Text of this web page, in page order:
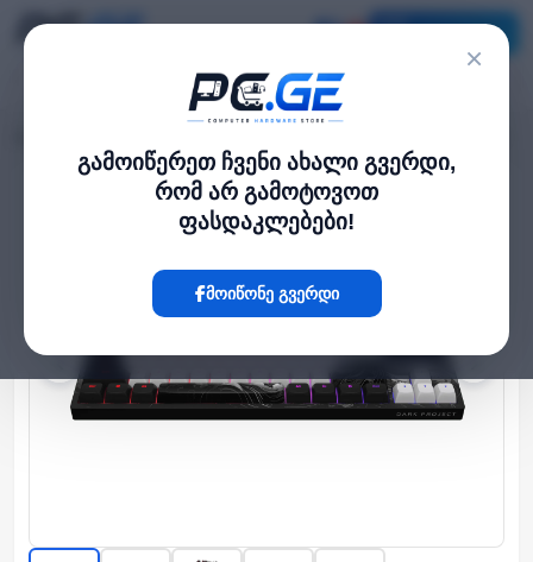
×
გამოიწერეთ ჩვენი ახალი გვერდი,
რომ არ გამოტოვოთ
ფასდაკლებები!
მოიწონე გვერდი
‹ ›